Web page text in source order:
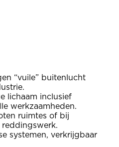
“vuile” buitenlucht
lichaam inclusief
werkzaamheden.
ruimtes of bij
systemen, verkrijgbaar